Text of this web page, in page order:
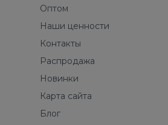
Оптом
Наши ценности
Контакты
Распродажа
Новинки
Карта сайта
Блог